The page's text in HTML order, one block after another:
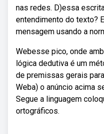
nas redes. D)essa
entendimento do texto?
mensagem usando a
Webesse pico, onde
lógica dedutiva é um
de premissas gerais
Weba) o anúncio acima
Segue a linguagem
ortográficos.